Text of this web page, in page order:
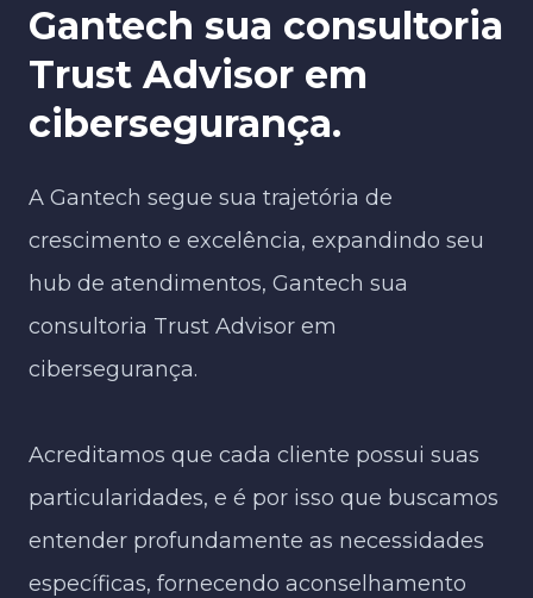
Gantech sua consultoria
Trust Advisor em
cibersegurança.
A Gantech segue sua trajetória de
crescimento e excelência, expandindo seu
hub de atendimentos, Gantech sua
consultoria Trust Advisor em
cibersegurança.
Acreditamos que cada cliente possui suas
particularidades, e é por isso que buscamos
entender profundamente as necessidades
específicas, fornecendo aconselhamento